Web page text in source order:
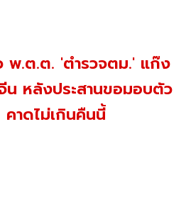
พ.ต.ต. 'ตำรวจตม.' แก๊ง
หลังประสานขอมอบตัว
าดไม่เกินคืนนี้